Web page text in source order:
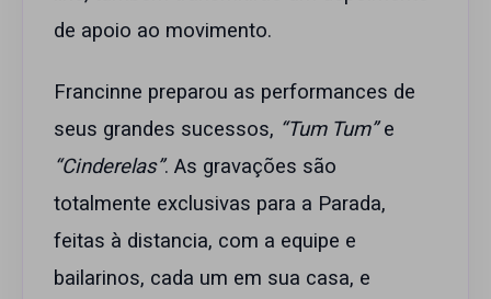
de apoio ao movimento.
Francinne preparou as performances de
seus grandes sucessos, “Tum Tum”e
“Cinderelas”. As gravações são
totalmente exclusivas para a Parada,
feitas à distancia, com a equipe e
bailarinos, cada um em sua casa, e